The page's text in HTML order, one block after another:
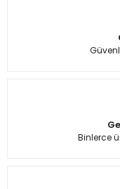
Binlerce